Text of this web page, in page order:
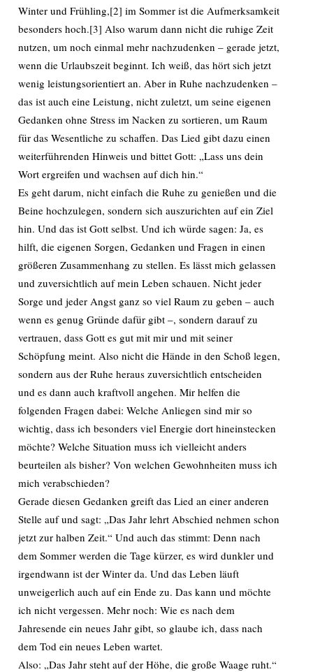
Winter und Frühling,[2] im Sommer ist die Aufmerksamkeit
besonders hoch.[3] Also warum dann nicht die ruhige Zeit
nutzen, um noch einmal mehr nachzudenken – gerade jetzt,
wenn die Urlaubszeit beginnt. Ich weiß, das hört sich jetzt
wenig leistungsorientiert an. Aber in Ruhe nachzudenken –
das ist auch eine Leistung, nicht zuletzt, um seine eigenen
Gedanken ohne Stress im Nacken zu sortieren, um Raum
für das Wesentliche zu schaffen. Das Lied gibt dazu einen
weiterführenden Hinweis und bittet Gott: „Lass uns dein
Wort ergreifen und wachsen auf dich hin.“
Es geht darum, nicht einfach die Ruhe zu genießen und die
Beine hochzulegen, sondern sich auszurichten auf ein Ziel
hin. Und das ist Gott selbst. Und ich würde sagen: Ja, es
hilft, die eigenen Sorgen, Gedanken und Fragen in einen
größeren Zusammenhang zu stellen. Es lässt mich gelassen
und zuversichtlich auf mein Leben schauen. Nicht jeder
Sorge und jeder Angst ganz so viel Raum zu geben – auch
wenn es genug Gründe dafür gibt –, sondern darauf zu
vertrauen, dass Gott es gut mit mir und mit seiner
Schöpfung meint. Also nicht die Hände in den Schoß legen,
sondern aus der Ruhe heraus zuversichtlich entscheiden
und es dann auch kraftvoll angehen. Mir helfen die
folgenden Fragen dabei: Welche Anliegen sind mir so
wichtig, dass ich besonders viel Energie dort hineinstecken
möchte? Welche Situation muss ich vielleicht anders
beurteilen als bisher? Von welchen Gewohnheiten muss ich
mich verabschieden?
Gerade diesen Gedanken greift das Lied an einer anderen
Stelle auf und sagt: „Das Jahr lehrt Abschied nehmen schon
jetzt zur halben Zeit.“ Und auch das stimmt: Denn nach
dem Sommer werden die Tage kürzer, es wird dunkler und
irgendwann ist der Winter da. Und das Leben läuft
unweigerlich auch auf ein Ende zu. Das kann und möchte
ich nicht vergessen. Mehr noch: Wie es nach dem
Jahresende ein neues Jahr gibt, so glaube ich, dass nach
dem Tod ein neues Leben wartet.
Also: „Das Jahr steht auf der Höhe, die große Waage ruht.“